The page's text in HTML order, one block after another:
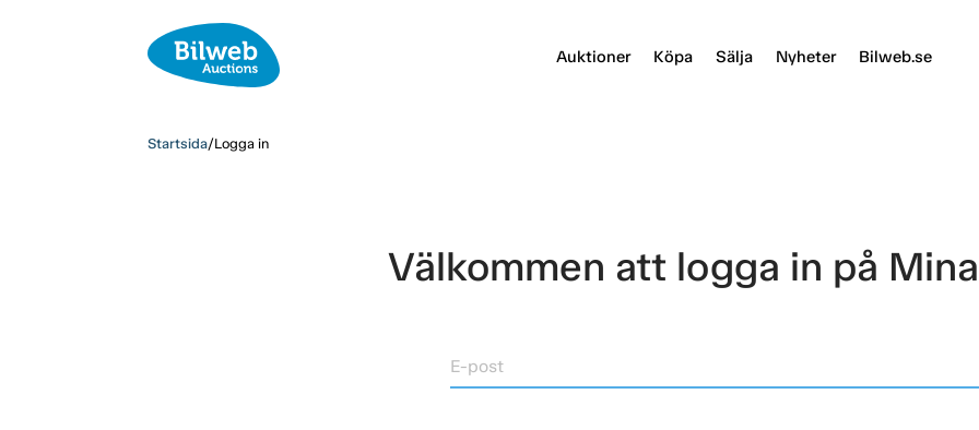
Auktioner Köpa Sälja Nyheter Bilweb.se
Startsida/Logga in
Välkommen att logga in på
E-post